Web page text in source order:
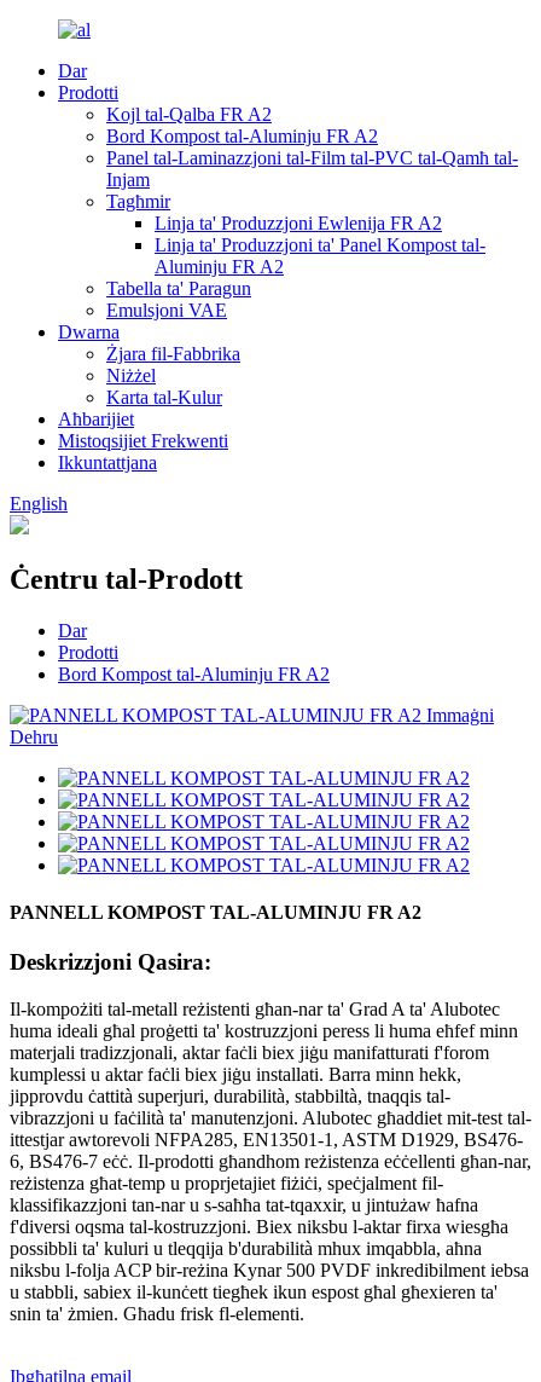
Dar
Prodotti
Kojl tal-Qalba FR A2
Bord Kompost tal-Aluminju FR A2
Panel tal-Laminazzjoni tal-Film tal-PVC tal-Qamħ tal-
Injam
Tagħmir
Linja ta' Produzzjoni Ewlenija FR A2
Linja ta' Produzzjoni ta' Panel Kompost tal-
Aluminju FR A2
Tabella ta' Paragun
Emulsjoni VAE
Dwarna
Żjara fil-Fabbrika
Niżżel
Karta tal-Kulur
Aħbarijiet
Mistoqsijiet Frekwenti
Ikkuntattjana
English
Ċentru tal-Prodott
Dar
Prodotti
Bord Kompost tal-Aluminju FR A2
PANNELL KOMPOST TAL-ALUMINJU FR A2
Deskrizzjoni Qasira:
Il-kompożiti tal-metall reżistenti għan-nar ta' Grad A ta' Alubotec
huma ideali għal proġetti ta' kostruzzjoni peress li huma eħfef minn
materjali tradizzjonali, aktar faċli biex jiġu manifatturati f'forom
kumplessi u aktar faċli biex jiġu installati. Barra minn hekk,
jipprovdu ċattità superjuri, durabilità, stabbiltà, tnaqqis tal-
vibrazzjoni u faċilità ta' manutenzjoni. Alubotec għaddiet mit-test tal-
ittestjar awtorevoli NFPA285, EN13501-1, ASTM D1929, BS476-
6, BS476-7 eċċ. Il-prodotti għandhom reżistenza eċċellenti għan-nar,
reżistenza għat-temp u proprjetajiet fiżiċi, speċjalment fil-
klassifikazzjoni tan-nar u s-saħħa tat-tqaxxir, u jintużaw ħafna
f'diversi oqsma tal-kostruzzjoni. Biex niksbu l-aktar firxa wiesgħa
possibbli ta' kuluri u tleqqija b'durabilità mhux imqabbla, aħna
niksbu l-folja ACP bir-reżina Kynar 500 PVDF inkredibilment iebsa
u stabbli, sabiex il-kunċett tiegħek ikun espost għal għexieren ta'
snin ta' żmien. Għadu frisk fl-elementi.
Ibgħatilna email